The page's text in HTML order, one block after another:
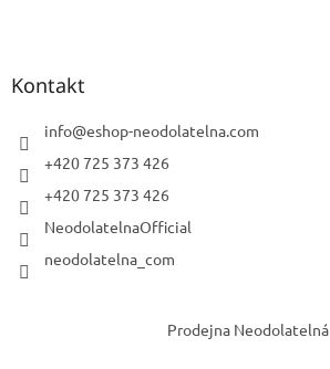
Kontakt
info@eshop-neodolatelna.com
+420 725 373 426
+420 725 373 426
NeodolatelnaOfficial
neodolatelna_com
Prodejna Neodolatelná